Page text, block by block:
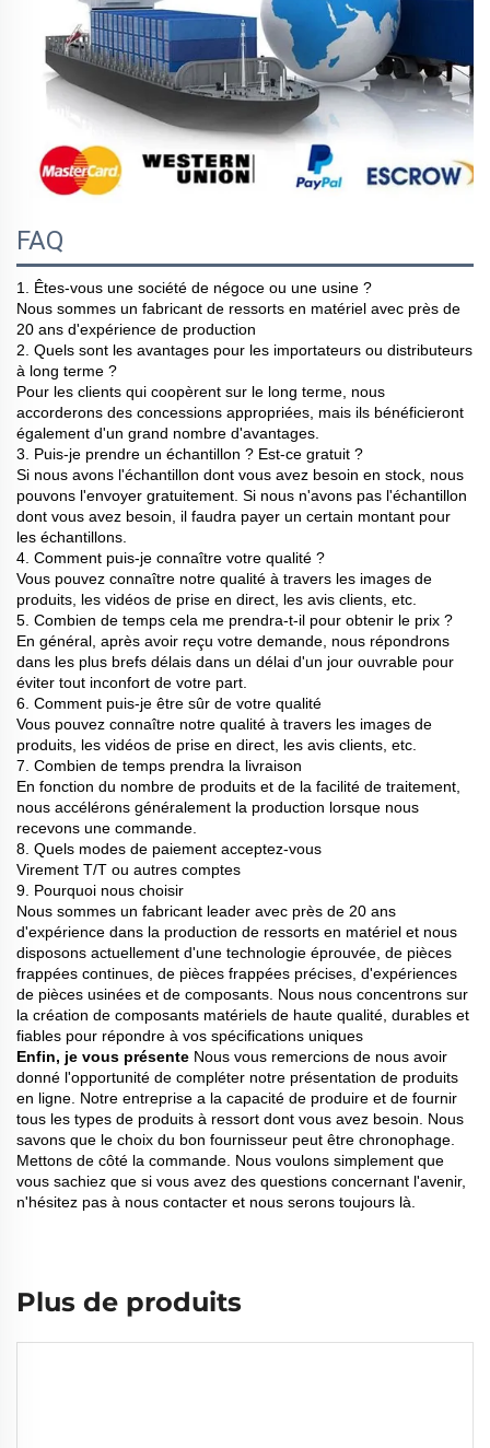
FAQ
1. Êtes-vous une société de négoce ou une usine ?
Nous sommes un fabricant de ressorts en matériel avec près de
20 ans d'expérience de production
2. Quels sont les avantages pour les importateurs ou distributeurs
à long terme ?
Pour les clients qui coopèrent sur le long terme, nous
accorderons des concessions appropriées, mais ils bénéficieront
également d'un grand nombre d'avantages.
3. Puis-je prendre un échantillon ? Est-ce gratuit ?
Si nous avons l'échantillon dont vous avez besoin en stock, nous
pouvons l'envoyer gratuitement. Si nous n'avons pas l'échantillon
dont vous avez besoin, il faudra payer un certain montant pour
les échantillons.
4. Comment puis-je connaître votre qualité ?
Vous pouvez connaître notre qualité à travers les images de
produits, les vidéos de prise en direct, les avis clients, etc.
5. Combien de temps cela me prendra-t-il pour obtenir le prix ?
En général, après avoir reçu votre demande, nous répondrons
dans les plus brefs délais dans un délai d'un jour ouvrable pour
éviter tout inconfort de votre part.
6. Comment puis-je être sûr de votre qualité
Vous pouvez connaître notre qualité à travers les images de
produits, les vidéos de prise en direct, les avis clients, etc.
7. Combien de temps prendra la livraison
En fonction du nombre de produits et de la facilité de traitement,
nous accélérons généralement la production lorsque nous
recevons une commande.
8. Quels modes de paiement acceptez-vous
Virement T/T ou autres comptes
9. Pourquoi nous choisir
Nous sommes un fabricant leader avec près de 20 ans
d'expérience dans la production de ressorts en matériel et nous
disposons actuellement d'une technologie éprouvée, de pièces
frappées continues, de pièces frappées précises, d'expériences
de pièces usinées et de composants. Nous nous concentrons sur
la création de composants matériels de haute qualité, durables et
fiables pour répondre à vos spécifications uniques
Enfin, je vous présente Nous vous remercions de nous avoir
donné l'opportunité de compléter notre présentation de produits
en ligne. Notre entreprise a la capacité de produire et de fournir
tous les types de produits à ressort dont vous avez besoin. Nous
savons que le choix du bon fournisseur peut être chronophage.
Mettons de côté la commande. Nous voulons simplement que
vous sachiez que si vous avez des questions concernant l'avenir,
n'hésitez pas à nous contacter et nous serons toujours là.
Plus de produits